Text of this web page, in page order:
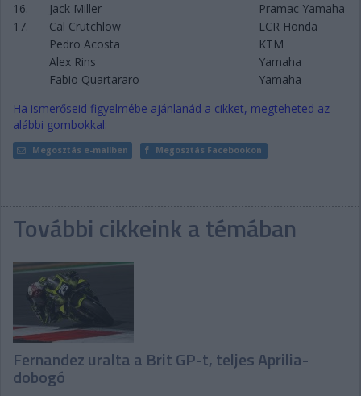
16.
Jack Miller
Pramac Yamaha
17.
Cal Crutchlow
LCR Honda
Pedro Acosta
KTM
Alex Rins
Yamaha
Fabio Quartararo
Yamaha
Ha ismerőseid figyelmébe ajánlanád a cikket, megteheted az
alábbi gombokkal:
Megosztás e-mailben Megosztás Facebookon
További cikkeink a témában
Fernandez uralta a Brit GP-t, teljes Aprilia-
dobogó